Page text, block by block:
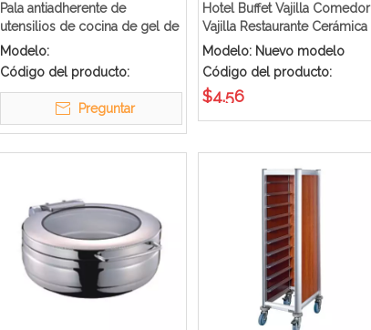
Pala antiadherente de
utensilios de cocina de gel de
sílice de acero inoxidable 304
Modelo:
Código del producto:
Preguntar
Hotel Buffet Vajilla Comedor
Vajilla Restaurante Cerámica
China
Modelo: Nuevo modelo
Código del producto:
$4.56